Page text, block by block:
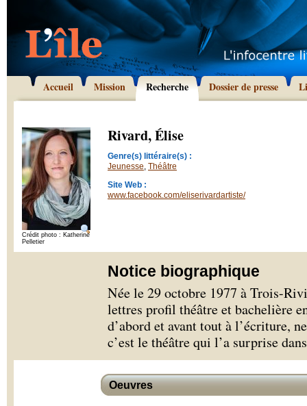
Accueil Mission Recherche Dossier de presse
Crédit photo : Katherine
Pelletier
Rivard, Élise
Genre(s) littéraire(s) :
Jeunesse, Théâtre
Site Web :
www.facebook.com/eliserivardartiste/
Notice biographique
Née le 29 octobre 1977 à Trois-
lettres profil théâtre et bachelière
d’abord et avant tout à l’écriture,
c’est le théâtre qui l’a surprise
Oeuvres